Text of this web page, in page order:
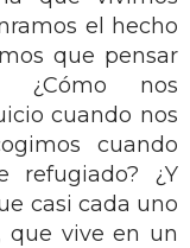
el hecho
que pensar
¿Cómo nos
cuando nos
cuando
refugiado? ¿Y
casi cada uno
que vive en un